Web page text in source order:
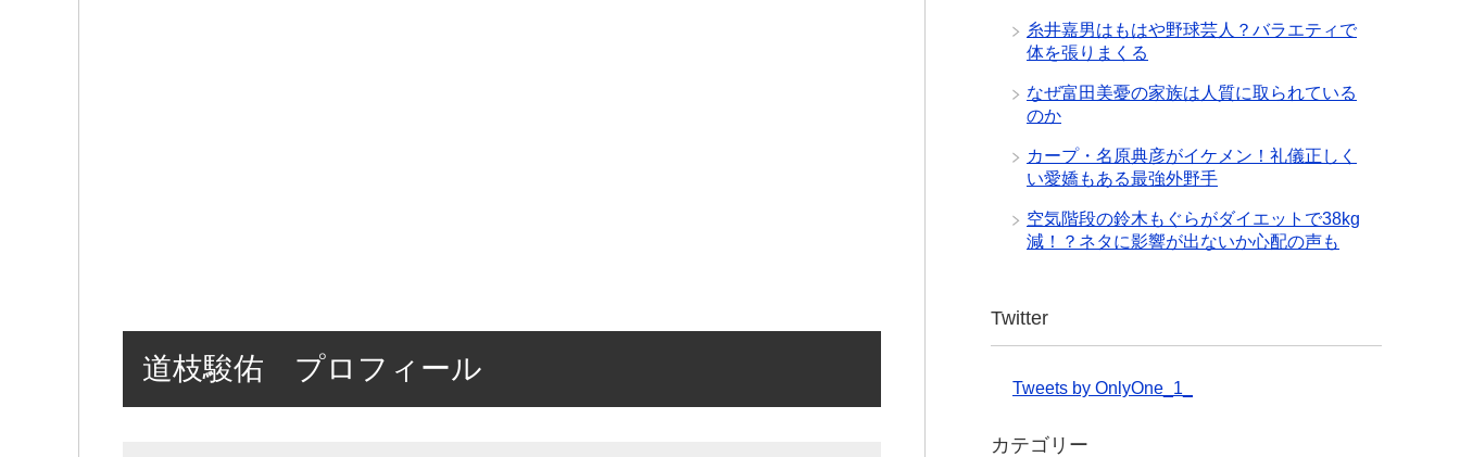
道枝駿佑 プロフィール
糸井嘉男はもはや野球芸人？バラエティで
体を張りまくる
なぜ富田美憂の家族は人質に取られている
のか
カープ・名原典彦がイケメン！礼儀正しく
い愛嬌もある最強外野手
空気階段の鈴木もぐらがダイエットで38kg
減！？ネタに影響が出ないか心配の声も
Twitter
Tweets by OnlyOne_1_
カテゴリー